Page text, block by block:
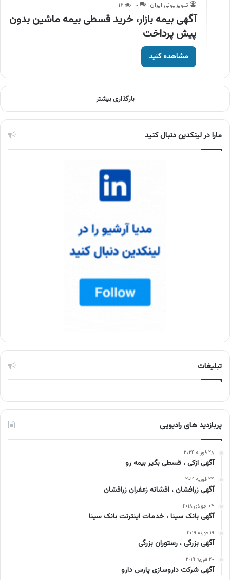
تلویزیونی ایران ۰ ۱۶
آگهی بیمه بازار، خرید قسطی بیمه ماشین بدون
پیش پرداخت
مشاهده کنید
بارگذاری بیشتر
مارا در لینکدین دنبال کنید
تبلیغات
پربازدید های رادیویی
۲۸ فوریه ۲۰۲۴
آگهی ازکی ، قسطی بگیر بیمه رو
۲۴ فوریه ۲۰۱۹
آگهی زرافشان ، افشانه زعفران زرافشان
۰۴ جولای ۲۰۱۸
آگهی بانک سینا ، خدمات اینترنت بانک سینا
۱۹ فوریه ۲۰۱۹
آگهی بزرگی ، رستوران بزرگی
۲۰ فوریه ۲۰۱۹
آگهی شرکت داروسازی پارس دارو